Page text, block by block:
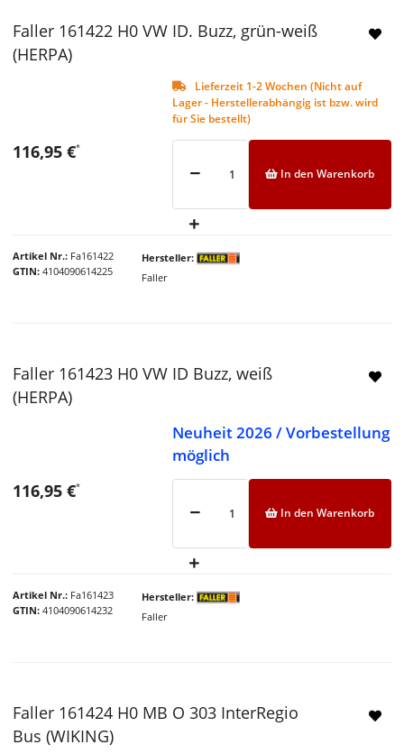
Faller 161422 H0 VW ID. Buzz, grün-weiß
(HERPA)
Lieferzeit 1-2 Wochen (Nicht auf
Lager - Herstellerabhängig ist bzw. wird
für Sie bestellt)
Artikel Nr. Fa161422
GTIN 4104090614225
Hersteller
Faller
116,95 €*
In den Warenkorb
Faller 161423 H0 VW ID Buzz, weiß
(HERPA)
Neuheit 2026 / Vorbestellung
möglich
Artikel Nr. Fa161423
GTIN 4104090614232
Hersteller
Faller
116,95 €*
In den Warenkorb
Faller 161424 H0 MB O 303 InterRegio
Bus (WIKING)